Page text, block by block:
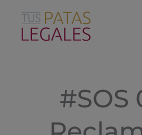
contenido
#SOS